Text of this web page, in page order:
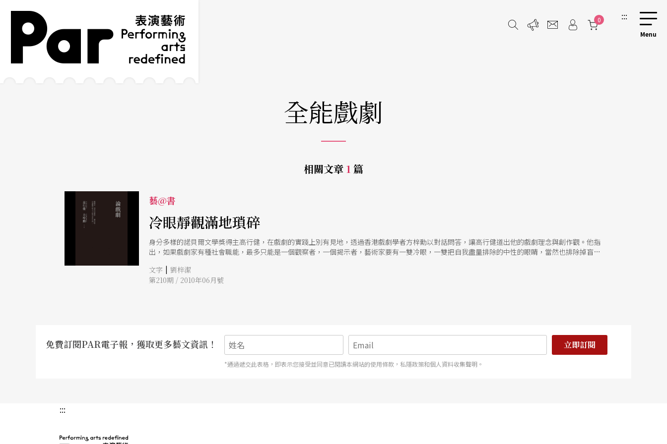
跳到主要內容區塊
網站導覽
0 :::
全能戲劇
相關文章 1 篇
藝@書
冷眼靜觀滿地瑣碎
身分多樣的諾貝爾文學獎得主高行健，在戲劇的實踐上別有見地，透過香港戲劇學者方梓勳以對話問答，讓高行健道出他的戲劇理念與創作觀。他指
出，如果戲劇家有種社會職能，最多只能是一個觀察者，一個揭示者，藝術家要有一雙冷眼，一雙把自我盡量排除的中性的眼睛，當然也排除掉盲目
文字 | 劉梓潔
第210期 / 2010年06月號
免費訂閱PAR電子報，獲取更多藝文資訊！ 立即訂閱
*通過遞交此表格，即表示您接受並同意已閱讀本網站的使用條款，私隱政策和個人資料收集聲明。
:::